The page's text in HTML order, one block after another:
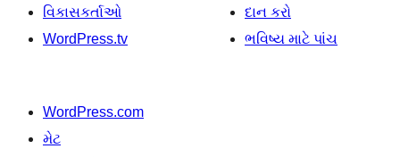
વિકાસકર્તાઓ
WordPress.tv
દાન કરો
ભવિષ્ય માટે પાંચ
WordPress.com
મેટ